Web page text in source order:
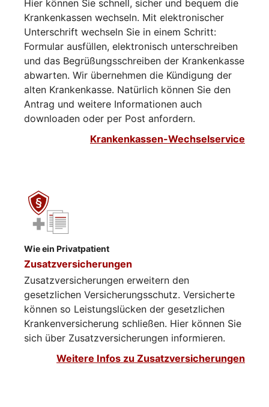
Hier können Sie schnell, sicher und bequem die
Krankenkassen wechseln. Mit elektronischer
Unterschrift wechseln Sie in einem Schritt:
Formular ausfüllen, elektronisch unterschreiben
und das Begrüßungsschreiben der Krankenkasse
abwarten. Wir übernehmen die Kündigung der
alten Krankenkasse. Natürlich können Sie den
Antrag und weitere Informationen auch
downloaden oder per Post anfordern.
Krankenkassen-Wechselservice
Wie ein Privatpatient
Zusatzversicherungen
Zusatzversicherungen erweitern den
gesetzlichen Versicherungsschutz. Versicherte
können so Leistungslücken der gesetzlichen
Krankenversicherung schließen. Hier können Sie
sich über Zusatzversicherungen informieren.​​​​
Weitere Infos zu Zusatzversicherungen